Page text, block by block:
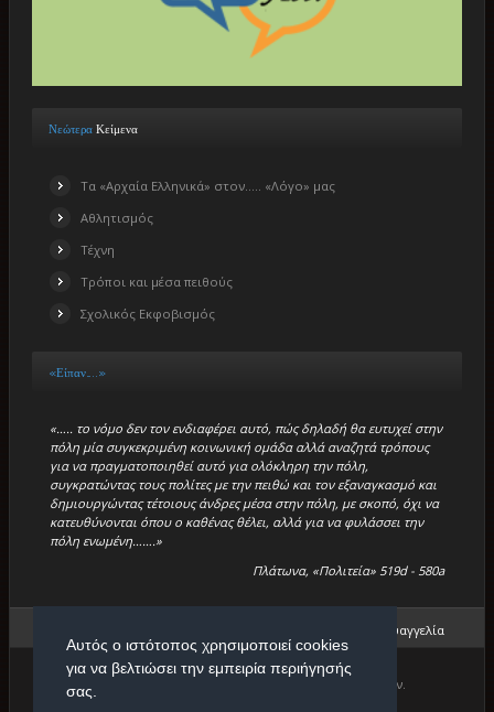
Νεώτερα Κείμενα
Τα «Αρχαία Ελληνικά» στον….. «Λόγο» μας
Αθλητισμός
Τέχνη
Τρόποι και μέσα πειθούς
Σχολικός Εκφοβισμός
«Είπαν…..»
«….. το νόμο δεν τον ενδιαφέρει αυτό, πώς δηλαδή θα ευτυχεί στην
πόλη μία συγκεκριμένη κοινωνική ομάδα αλλά αναζητά τρόπους
για να πραγματοποιηθεί αυτό για ολόκληρη την πόλη,
συγκρατώντας τους πολίτες με την πειθώ και τον εξαναγκασμό και
δημιουργώντας τέτοιους άνδρες μέσα στην πόλη, με σκοπό, όχι να
κατευθύνονται όπου ο καθένας θέλει, αλλά για να φυλάσσει την
πόλη ενωμένη…….»
Πλάτωνα, «Πολιτεία» 519d - 580a
Μπέτση Ευαγγελία
Copyright © 2026. Πρότυπο Κέντρο Φιλολογικών Μαθημάτων.
Αυτός ο ιστότοπος χρησιμοποιεί cookies
για να βελτιώσει την εμπειρία περιήγησής
σας.